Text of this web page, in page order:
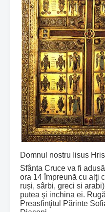
Domnul nostru Iisus
Sfânta Cruce va fi
ora 14 împreună cu alţi
ruși, sârbi, greci si
putea şi inchina ei.
Preasfinţitul Părinte